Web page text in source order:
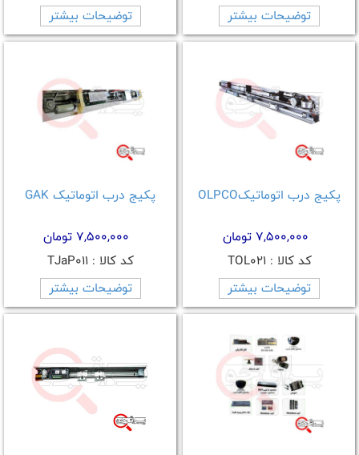
توضیحات بیشتر
توضیحات بیشتر
پکیج درب اتوماتیکOLPCO
کد کالا : TOL021
توضیحات بیشتر
پکیج درب اتوماتیک GAK
کد کالا : TJaP011
توضیحات بیشتر